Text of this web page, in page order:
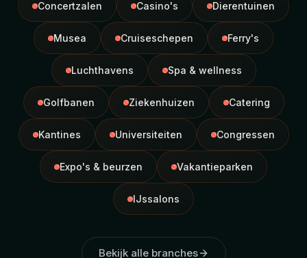
Concertzalen Casino's Dierentuinen
Musea Cruiseschepen Ferry's
Luchthavens Spa & wellness
Golfbanen Ziekenhuizen Catering
Kantines Universiteiten Congressen
Expo's & beurzen Vakantieparken
IJssalons
Bekijk alle branches